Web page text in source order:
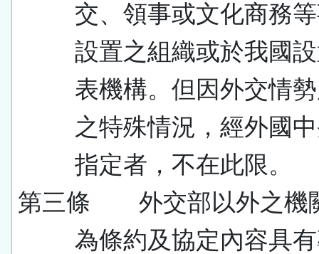
交、領事或文化商務
設置之組織或於我國
表機構。但因外交情
之特殊情況，經外國
指定者，不在此限。
第三條 外交部以外之機
為條約及協定內容具